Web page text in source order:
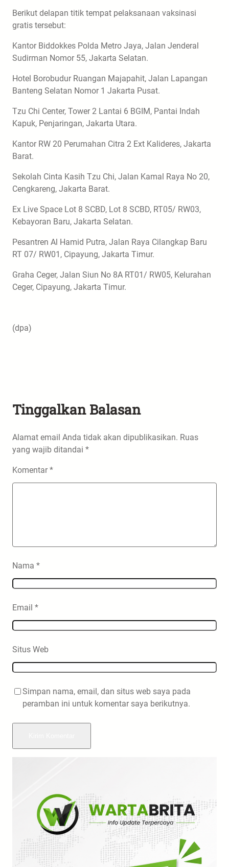
Berikut delapan titik tempat pelaksanaan vaksinasi
gratis tersebut:
Kantor Biddokkes Polda Metro Jaya, Jalan Jenderal
Sudirman Nomor 55, Jakarta Selatan.
Hotel Borobudur Ruangan Majapahit, Jalan Lapangan
Banteng Selatan Nomor 1 Jakarta Pusat.
Tzu Chi Center, Tower 2 Lantai 6 BGIM, Pantai Indah
Kapuk, Penjaringan, Jakarta Utara.
Kantor RW 20 Perumahan Citra 2 Ext Kalideres, Jakarta
Barat.
Sekolah Cinta Kasih Tzu Chi, Jalan Kamal Raya No 20,
Cengkareng, Jakarta Barat.
Ex Live Space Lot 8 SCBD, Lot 8 SCBD, RT05/ RW03,
Kebayoran Baru, Jakarta Selatan.
Pesantren Al Hamid Putra, Jalan Raya Cilangkap Baru
RT 07/ RW01, Cipayung, Jakarta Timur.
Graha Ceger, Jalan Siun No 8A RT01/ RW05, Kelurahan
Ceger, Cipayung, Jakarta Timur.
(dpa)
Tinggalkan Balasan
Alamat email Anda tidak akan dipublikasikan. Ruas
yang wajib ditandai *
Komentar*
Nama *
Email *
Situs Web
Simpan nama, email, dan situs web saya pada
peramban ini untuk komentar saya berikutnya.